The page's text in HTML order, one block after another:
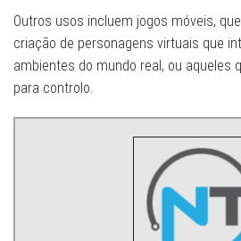
Outros usos incluem jogos móveis,
criação de personagens virtuais que
ambientes do mundo real, ou aqueles
para controlo.